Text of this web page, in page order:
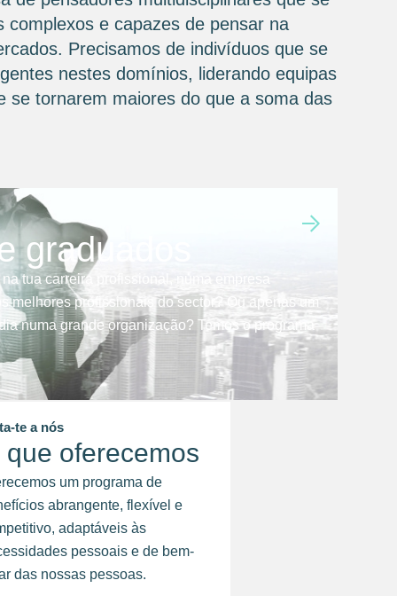
e capazes de pensar na
Precisamos de indivíduos que se
nestes domínios, liderando equipas
se tornarem maiores do que a soma das
graduados
tua carreira profissional, numa empresa
melhores profissionais do sector? Ou apenas um
numa grande organização? Temos o programa
te a nós
que oferecemos
um programa de
abrangente, flexível e
adaptáveis às
pessoais e de bem-
das nossas pessoas.